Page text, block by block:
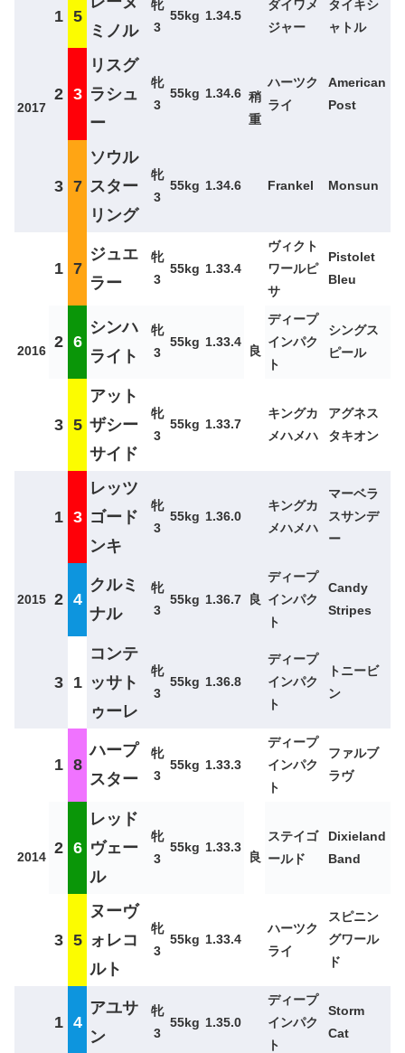
2017
1 5
ミノル
牝
3
55kg 1.34.5
稍
重
ダイワメ
ジャー
タイキシ
ャトル
2 3
リスグ
ラシュ
ー
牝
3
55kg 1.34.6
ハーツク
ライ
American
Post
3 7
ソウル
スター
リング
牝
3
55kg 1.34.6 Frankel Monsun
2016
1 7
ジュエ
ラー
牝
3
55kg 1.33.4
良
ヴィクト
ワールピ
サ
Pistolet
Bleu
2 6
シンハ
ライト
牝
3
55kg 1.33.4
ディープ
インパク
ト
シングス
ピール
3 5
アット
ザシー
サイド
牝
3
55kg 1.33.7
キングカ
メハメハ
アグネス
タキオン
2015
1 3
レッツ
ゴード
ンキ
牝
3
55kg 1.36.0
良
キングカ
メハメハ
マーベラ
スサンデ
ー
2 4
クルミ
ナル
牝
3
55kg 1.36.7
ディープ
インパク
ト
Candy
Stripes
3 1
コンテ
ッサト
ゥーレ
牝
3
55kg 1.36.8
ディープ
インパク
ト
トニービ
ン
2014
1 8
ハープ
スター
牝
3
55kg 1.33.3
良
ディープ
インパク
ト
ファルブ
ラヴ
2 6
レッド
ヴェー
ル
牝
3
55kg 1.33.3
ステイゴ
ールド
Dixieland
Band
3 5
ヌーヴ
ォレコ
ルト
牝
3
55kg 1.33.4
ハーツク
ライ
スピニン
グワール
ド
1 4
アユサ
ン
牝
3
55kg 1.35.0
ディープ
インパク
ト
Storm
Cat